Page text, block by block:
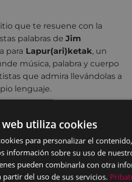
que te resuene con la
palabras de Jim
para Lapur(ari)ketak, un
música, palabra y cuerpo
que admira llevándolas a
lenguaje.
tienen cabida el spoken
de Gloria Fuertes, el
visual de Victor Erice
o la
en la música
web utiliza cookies
para personalizar el
información sobre su uso de
pueden combinarla con otra
partir del uso de sus servicios.